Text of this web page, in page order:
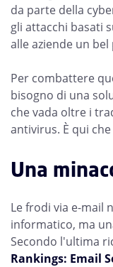
da parte della
gli attacchi basati
alle aziende un
Per combattere
bisogno di una
che vada oltre i
antivirus. È qui
Una
Le frodi via e-mail
informatico, ma
Secondo l'ultima
Rankings: Email